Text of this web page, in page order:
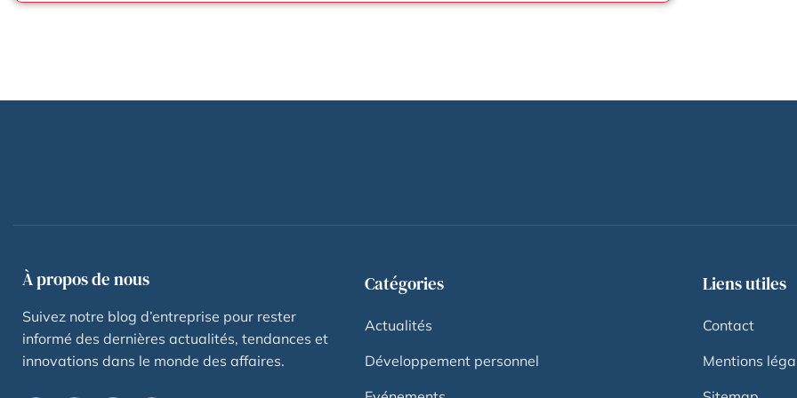
À propos de nous
Suivez notre blog d’entreprise pour rester
informé des dernières actualités, tendances et
innovations dans le monde des affaires.
Catégories
Actualités
Développement personnel
Liens utiles
Contact
Mentions